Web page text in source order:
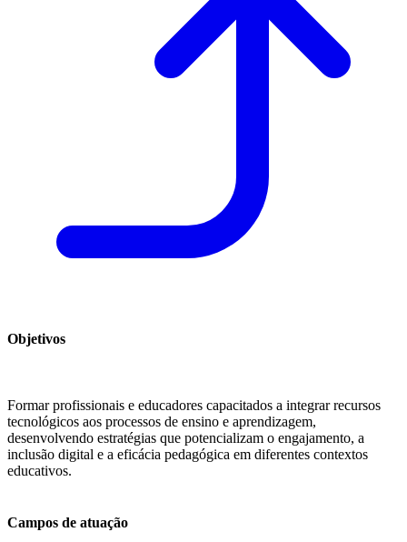
Objetivos
Formar profissionais e educadores capacitados a integrar recursos
tecnológicos aos processos de ensino e aprendizagem,
desenvolvendo estratégias que potencializam o engajamento, a
inclusão digital e a eficácia pedagógica em diferentes contextos
educativos.
Campos de atuação